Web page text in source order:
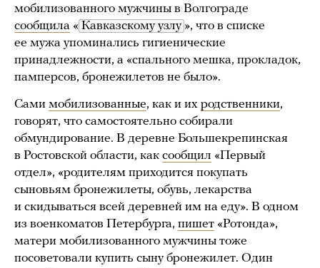
мобилизованного мужчины в Волгограде
сообщила « Кавказскому узлу », что в списке
ее мужа упоминались гигиенические
принадлежности, а «спального мешка, прокладок,
памперсов, бронежилетов не было».
Сами мобилизованные, как и их родственники,
говорят, что самостоятельно собирали
обмундирование. В деревне Большекрепинская
в Ростовской области, как сообщил «Первый
отдел», «родителям приходится покупать
сыновьям бронежилеты, обувь, лекарства
и скидываться всей деревней им на еду». В одном
из военкоматов Петербурга, пишет «Ротонда»,
матери мобилизованного мужчины тоже
посоветовали купить сыну бронежилет. Один